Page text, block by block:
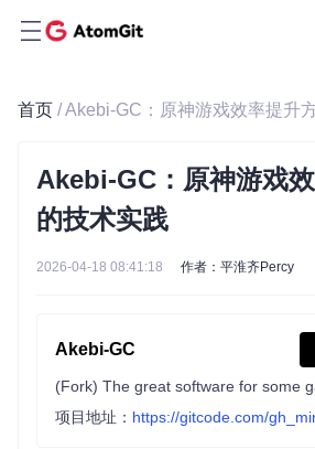
首页 / Akebi-GC：原神游戏效率提升
Akebi-GC：原神游戏
的技术实践
2026-04-18 08:41:18 作者：平淮齐Percy
Akebi-GC
项目地址： https://gitcode.com/